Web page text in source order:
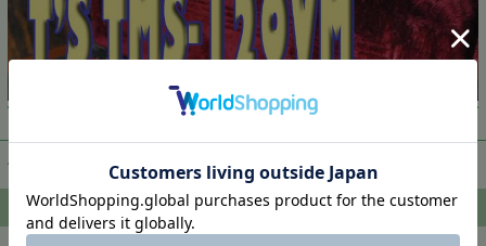
価格: 89,629円(税込)
注文